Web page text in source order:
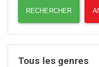
Tous les genres